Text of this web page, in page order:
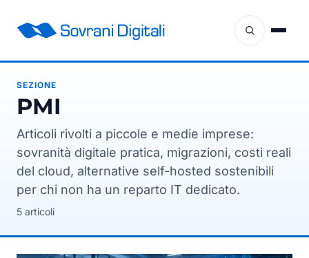
SEZIONE
PMI
Articoli rivolti a piccole e medie imprese:
sovranità digitale pratica, migrazioni, costi reali
del cloud, alternative self-hosted sostenibili
per chi non ha un reparto IT dedicato.
5 articoli